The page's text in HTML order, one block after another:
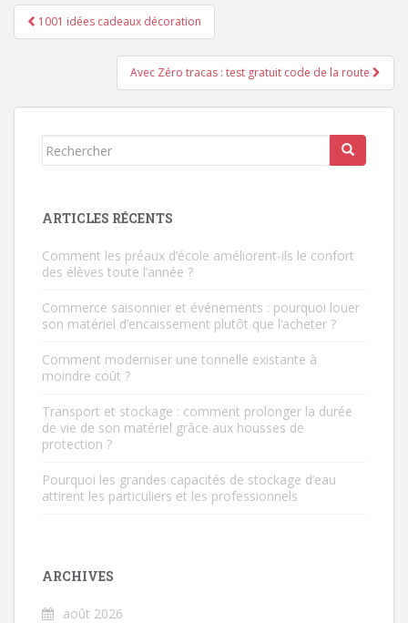
Navigation
de
1001 idées cadeaux décoration
Avec Zéro tracas : test gratuit code de la route
Rechercher...
ARTICLES RÉCENTS
Comment les préaux d’école améliorent-ils le confort
des élèves toute l’année ?
Commerce saisonnier et événements : pourquoi louer
son matériel d’encaissement plutôt que l’acheter ?
Comment moderniser une tonnelle existante à
moindre coût ?
Transport et stockage : comment prolonger la durée
de vie de son matériel grâce aux housses de
protection ?
Pourquoi les grandes capacités de stockage d’eau
attirent les particuliers et les professionnels
ARCHIVES
août 2026